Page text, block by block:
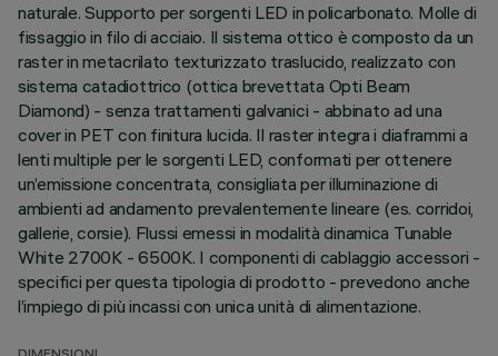
naturale. Supporto per sorgenti LED in policarbonato. Molle di
fissaggio in filo di acciaio. Il sistema ottico è composto da un
raster in metacrilato texturizzato traslucido, realizzato con
sistema catadiottrico (ottica brevettata Opti Beam
Diamond) - senza trattamenti galvanici - abbinato ad una
cover in PET con finitura lucida. Il raster integra i diaframmi a
lenti multiple per le sorgenti LED, conformati per ottenere
un’emissione concentrata, consigliata per illuminazione di
ambienti ad andamento prevalentemente lineare (es. corridoi,
gallerie, corsie). Flussi emessi in modalità dinamica Tunable
White 2700K - 6500K. I componenti di cablaggio accessori -
specifici per questa tipologia di prodotto - prevedono anche
l’impiego di più incassi con unica unità di alimentazione.